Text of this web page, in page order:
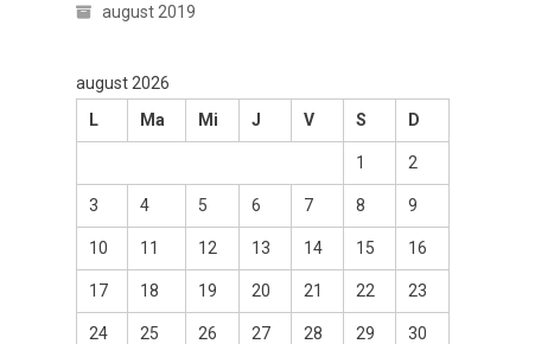
august 2019
august 2026
L
Ma Mi J V S D
1 2
3 4 5 6 7 8 9
10 11 12 13 14 15 16
17 18 19 20 21 22 23
24 25 26 27 28 29 30